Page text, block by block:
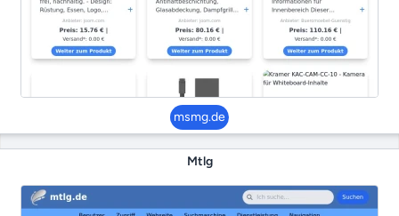
msmg.de
Mtlg